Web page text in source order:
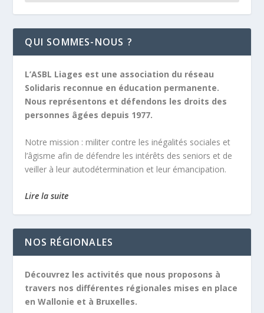
QUI SOMMES-NOUS ?
L’ASBL Liages est une association du réseau
Solidaris reconnue en éducation permanente.
Nous représentons et défendons les droits des
personnes âgées depuis 1977.
Notre mission : militer contre les inégalités sociales et
l’âgisme afin de défendre les intérêts des seniors et de
veiller à leur autodétermination et leur émancipation.
Lire la suite
NOS RÉGIONALES
Découvrez les activités que nous proposons à
travers nos différentes régionales mises en place
en Wallonie et à Bruxelles.